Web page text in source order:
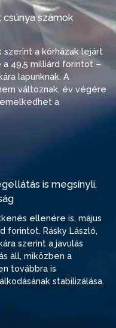
számok
szerint a kórházak lejárt
49,5 milliárd forintot –
lapunknak. A
változnak, év végére
a
is megsínyli,
ellenére is, május
forintot. Rásky László,
szerint a javulás
áll, miközben a
továbbra is
stabilizálása.